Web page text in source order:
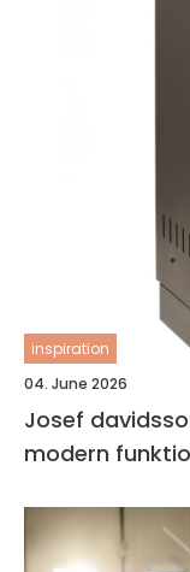
inspiration
04. June 2026
Josef davidsson vedspis
modern